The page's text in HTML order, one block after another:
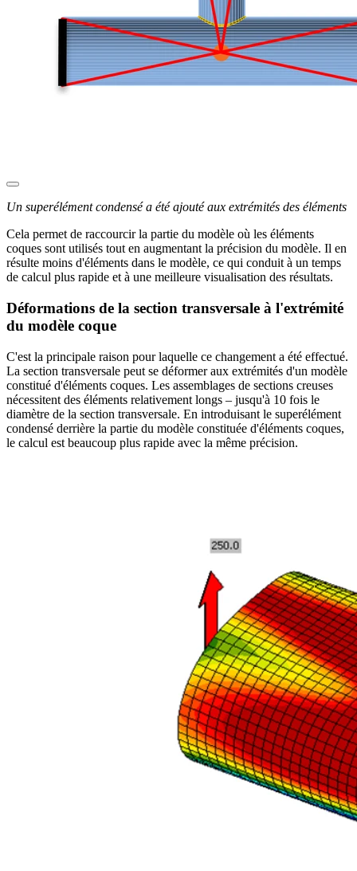
Un superélément condensé a été ajouté aux extrémités des éléments
Cela permet de raccourcir la partie du modèle où les éléments
coques sont utilisés tout en augmentant la précision du modèle. Il en
résulte moins d'éléments dans le modèle, ce qui conduit à un temps
de calcul plus rapide et à une meilleure visualisation des résultats.
Déformations de la section transversale à l'extrémité
du modèle coque
C'est la principale raison pour laquelle ce changement a été effectué.
La section transversale peut se déformer aux extrémités d'un modèle
constitué d'éléments coques. Les assemblages de sections creuses
nécessitent des éléments relativement longs – jusqu'à 10 fois le
diamètre de la section transversale. En introduisant le superélément
condensé derrière la partie du modèle constituée d'éléments coques,
le calcul est beaucoup plus rapide avec la même précision.